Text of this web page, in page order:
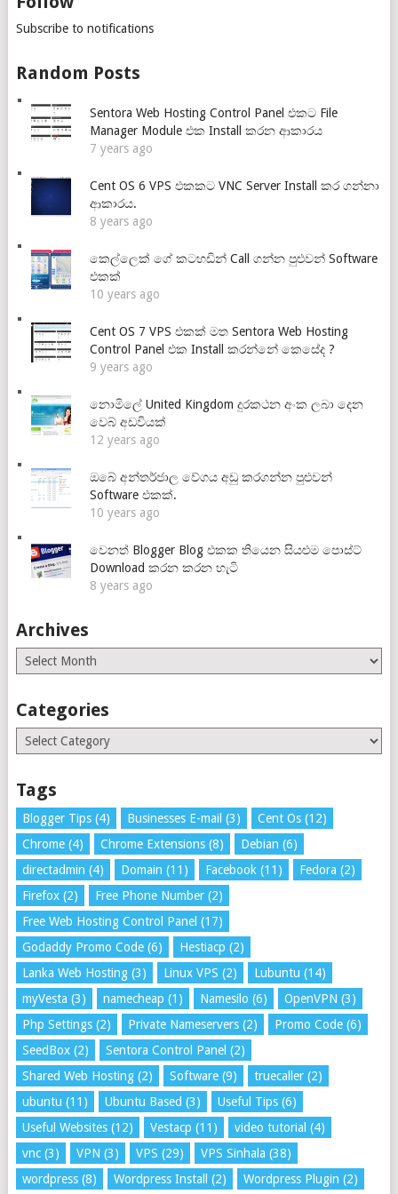
Subscribe to notifications
Random Posts
Sentora Web Hosting Control Panel එකට File
Manager Module එක Install කරන ආකාරය
7 years ago
Cent OS 6 VPS එකකට VNC Server Install කර ගන්නා
ආකාරය.
8 years ago
කෙල්ලෙක් ගේ කටහඩින් Call ගන්න පුළුවන් Software
එකක්
10 years ago
Cent OS 7 VPS එකක් මත Sentora Web Hosting
Control Panel එක Install කරන්නේ කෙසේද ?
9 years ago
නොමිලේ United Kingdom දුරකථන අංක ලබා දෙන
වෙබ් අඩවියක්
12 years ago
ඔබේ අන්තර්ජාල වේගය අඩු කරගන්න පුළුවන්
Software එකක්.
10 years ago
වෙනත් Blogger Blog එකක තියෙන සියළුම පොස්ට්
Download කරන කරන හැටි
8 years ago
Archives
Archives
Categories
Categories
Tags
Blogger Tips(4) Businesses E-mail (3) Cent Os(12)
Chrome(4) Chrome Extensions(8) Debian (6)
directadmin (4) Domain (11) Facebook (11) Fedora (2)
Firefox(2) Free Phone Number(2)
Free Web Hosting Control Panel (17)
Godaddy Promo Code(6) Hestiacp (2)
Lanka Web Hosting(3) Linux VPS (2) Lubuntu (14)
myVesta (3) namecheap (1) Namesilo (6) OpenVPN (3)
Php Settings(2) Private Nameservers(2) Promo Code(6)
SeedBox(2) Sentora Control Panel (2)
Shared Web Hosting(2) Software(9) truecaller(2)
ubuntu (11) Ubuntu Based (3) Useful Tips(6)
Useful Websites(12) Vestacp (11) video tutorial (4)
vnc(3) VPN (3) VPS (29) VPS Sinhala (38)
wordpress(8) Wordpress Install (2) Wordpress Plugin (2)